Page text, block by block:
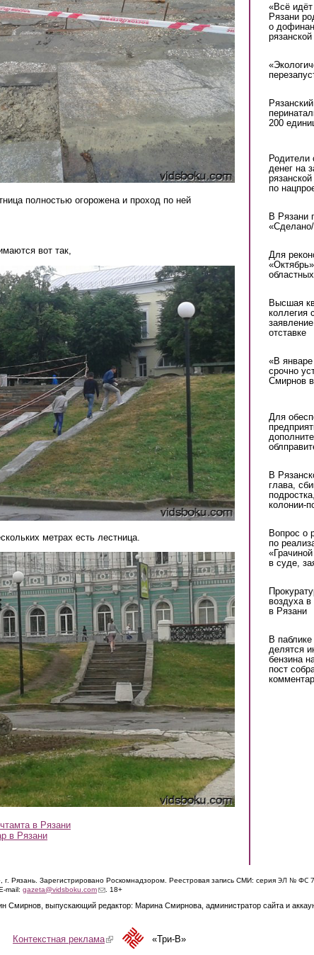
полностью огорожена и проход по ней
вот так,
метрах есть лестница.
в Рязани
в Рязани
«Всё
Рязани
о
200
Родители
денег на
по
В Рязани
Для
Высшая
коллегия
отставке
«В
срочно
Смирнов
Для
В
глава,
колонии-
Вопрос о
по
в суде,
воздуха
в Рязани
В
делятся
бензина
пост
г. Рязань. Зарегистрировано Роскомнадзором. Реестровая запись СМИ: серия ЭЛ № ФС
mail: gazeta@vidsboku.com(link sends e-mail)
. 18+
Смирнов, выпускающий редактор: Марина Смирнова, администратор сайта и
Контекстная реклама(link is external)«Три-В»